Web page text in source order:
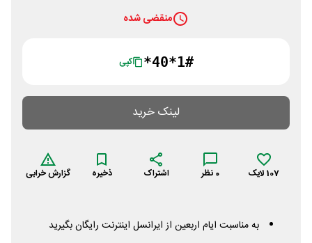
منقضی شده
*40*1# کپی
لینک خرید
107لایک 0 نظر اشتراک ذخیره گزارش خرابی
به مناسبت ایام اربعین از ایرانسل اینترنت رایگان بگیرید